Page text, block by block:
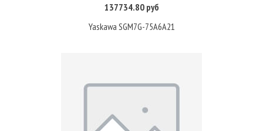
137734.80 руб
Yaskawa SGM7G-75A6A21